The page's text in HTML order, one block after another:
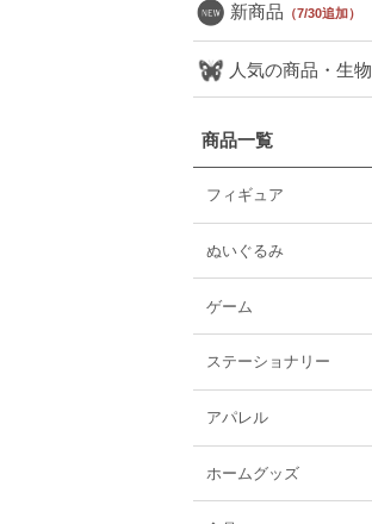
新商品 （7/30追加）
人気の商品・生物
商品一覧
フィギュア
ぬいぐるみ
ゲーム
ステーショナリー
アパレル
ホームグッズ